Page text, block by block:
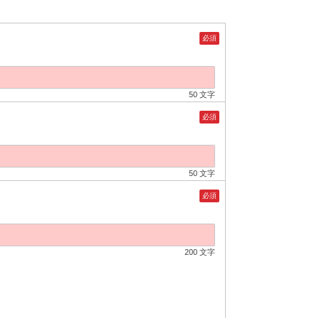
必須
50 文字
必須
50 文字
必須
200 文字